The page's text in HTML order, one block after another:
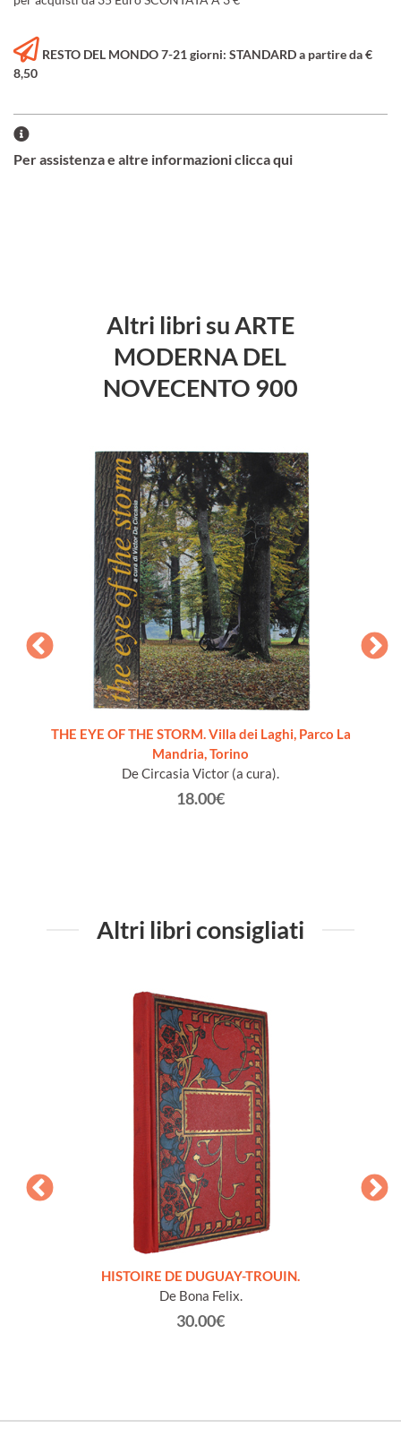
RESTO DEL MONDO 7-21 giorni: STANDARD a partire da €
8,50
Per assistenza e altre informazioni clicca qui
Altri libri su ARTE
MODERNA DEL
NOVECENTO 900
THE EYE OF THE STORM. Villa dei Laghi, Parco La
Mandria, Torino
De Circasia Victor (a cura).
18.00€
Altri libri consigliati
HISTOIRE DE DUGUAY-TROUIN.
De Bona Felix.
30.00€